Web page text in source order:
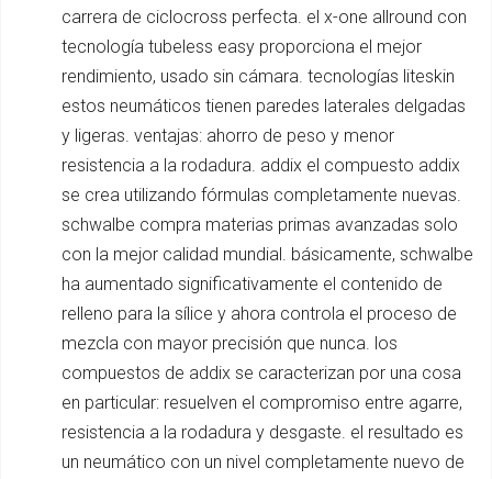
carrera de ciclocross perfecta. el x-one allround con
tecnología tubeless easy proporciona el mejor
rendimiento, usado sin cámara. tecnologías liteskin
estos neumáticos tienen paredes laterales delgadas
y ligeras. ventajas: ahorro de peso y menor
resistencia a la rodadura. addix el compuesto addix
se crea utilizando fórmulas completamente nuevas.
schwalbe compra materias primas avanzadas solo
con la mejor calidad mundial. básicamente, schwalbe
ha aumentado significativamente el contenido de
relleno para la sílice y ahora controla el proceso de
mezcla con mayor precisión que nunca. los
compuestos de addix se caracterizan por una cosa
en particular: resuelven el compromiso entre agarre,
resistencia a la rodadura y desgaste. el resultado es
un neumático con un nivel completamente nuevo de